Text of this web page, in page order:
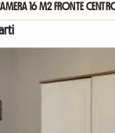
16 M2 FRONTE